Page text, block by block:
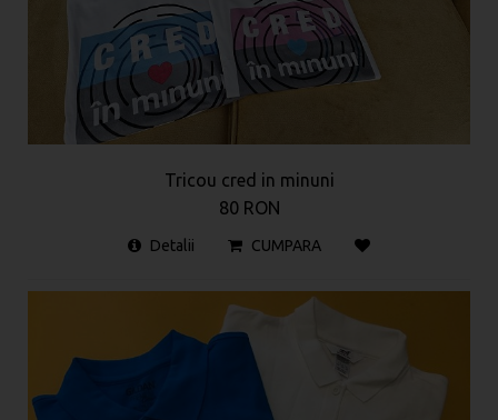
Tricou cred in minuni
80 RON
Detalii CUMPARA